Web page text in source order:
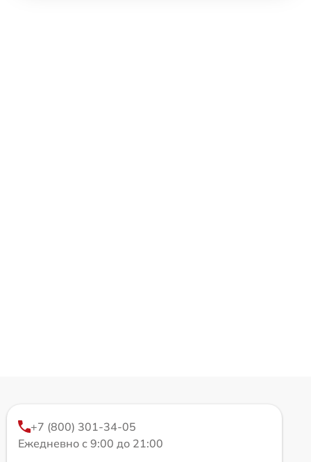
+7 (800) 301-34-05
Ежедневно с 9:00 до 21:00